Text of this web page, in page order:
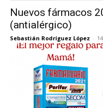
Nuevos fármacos
(antialérgico)
Sebastián Rodríguez López -